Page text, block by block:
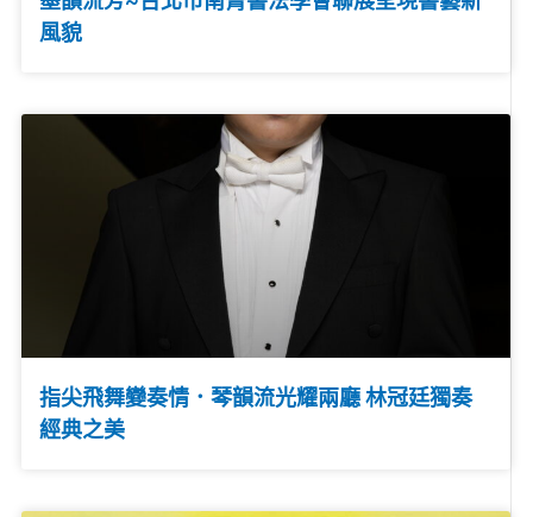
風貌
指尖飛舞變奏情．琴韻流光耀兩廳 林冠廷獨奏
經典之美